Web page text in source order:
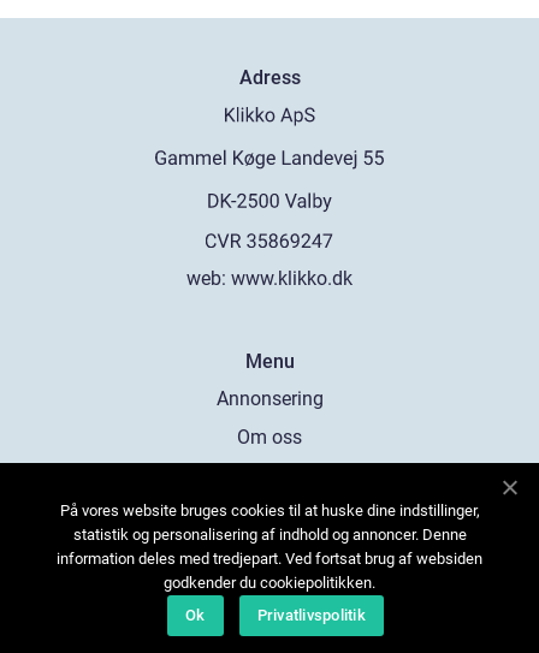
Adress
web: www.klikko.dk
Menu
Annonsering
Om oss
Kontakta oss
Sitemap
På vores website bruges cookies til at huske dine indstillinger,
statistik og personalisering af indhold og annoncer. Denne
information deles med tredjepart. Ved fortsat brug af websiden
godkender du cookiepolitikken.
Ok
Privatlivspolitik